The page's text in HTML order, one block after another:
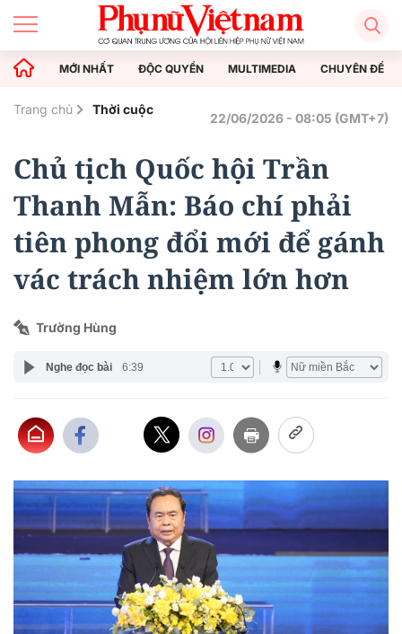
MỚI NHẤT ĐỘC QUYỀN MULTIMEDIA CHUYÊN ĐỀ
Trang chủ Thời cuộc
22/06/2026 - 08:05 (GMT+7)
Chủ tịch Quốc hội Trần
Thanh Mẫn: Báo chí phải
tiên phong đổi mới để gánh
vác trách nhiệm lớn hơn
Trường Hùng
Nghe đọc bài 6:39